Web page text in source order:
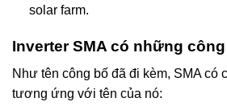
solar farm.
Inverter SMA có những
Như tên công bố đã đi kèm, SMA có
tương ứng với tên của nó: